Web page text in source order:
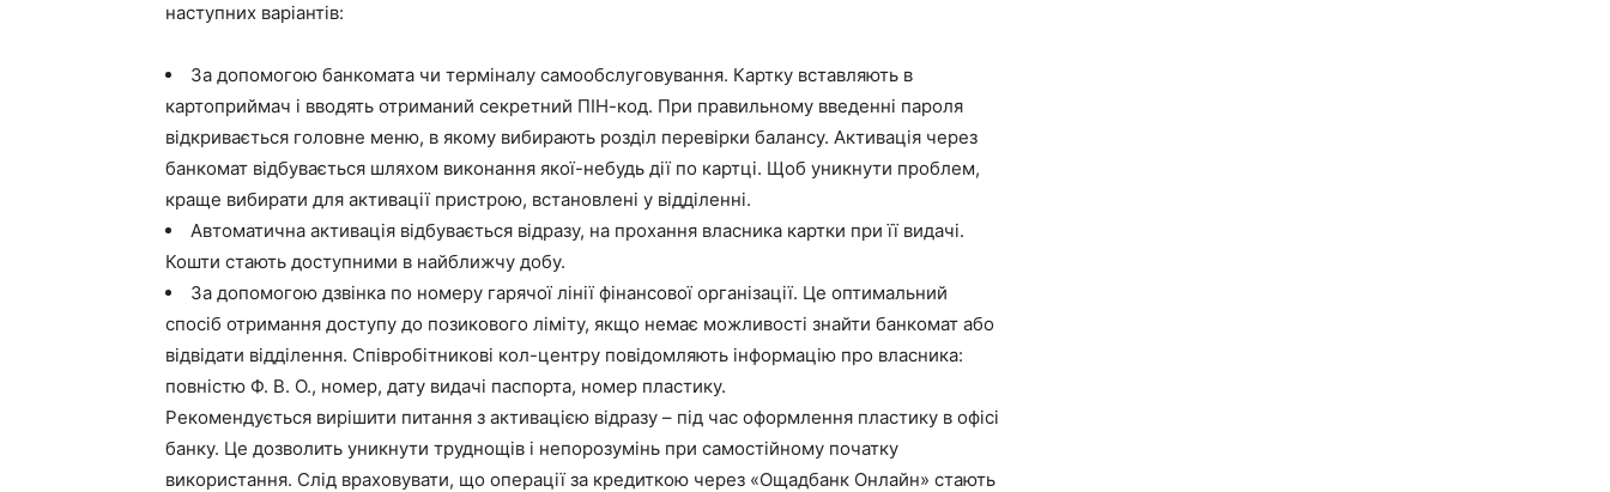
наступних варіантів:
За допомогою банкомата чи терміналу самообслуговування. Картку вставляють в
картоприймач і вводять отриманий секретний ПІН-код. При правильному введенні пароля
відкривається головне меню, в якому вибирають розділ перевірки балансу. Активація через
банкомат відбувається шляхом виконання якої-небудь дії по картці. Щоб уникнути проблем,
краще вибирати для активації пристрою, встановлені у відділенні.
Автоматична активація відбувається відразу, на прохання власника картки при її видачі.
Кошти стають доступними в найближчу добу.
За допомогою дзвінка по номеру гарячої лінії фінансової організації. Це оптимальний
спосіб отримання доступу до позикового ліміту, якщо немає можливості знайти банкомат або
відвідати відділення. Співробітникові кол-центру повідомляють інформацію про власника:
повністю Ф. В. О., номер, дату видачі паспорта, номер пластику.
Рекомендується вирішити питання з активацією відразу – під час оформлення пластику в офісі
банку. Це дозволить уникнути труднощів і непорозумінь при самостійному початку
використання. Слід враховувати, що операції за кредиткою через «Ощадбанк Онлайн» стають